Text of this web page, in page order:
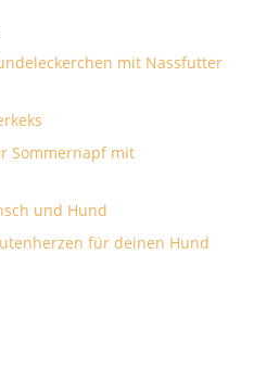
mit Nassfutter
Sommernapf mit
und Hund
für deinen Hund